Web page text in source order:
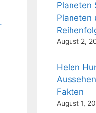
Planeten
Planeten
August 2,
Helen
Fakten
August 1,